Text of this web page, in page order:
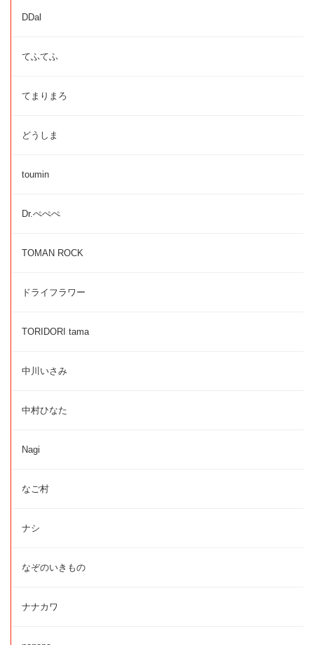
DDal
てふてふ
てまりまろ
どうしま
toumin
Dr.ぺぺぺ
TOMAN ROCK
ドライフラワー
TORIDORI tama
中川いさみ
中村ひなた
Nagi
なご村
ナシ
なぞのいきもの
ナナカワ